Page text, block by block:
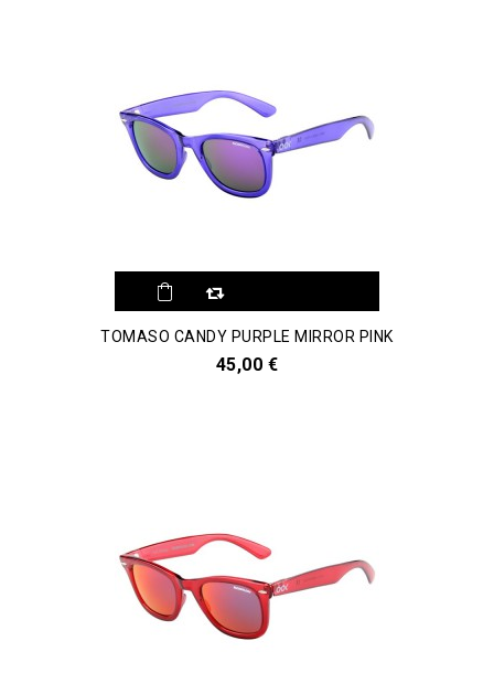
TOMASO CANDY PURPLE MIRROR PINK
45,00 €